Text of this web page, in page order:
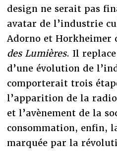
design ne serait pas
avatar de l’industrie
Adorno et Horkheimer
des Lumières. Il
d’une évolution de
comporterait trois
l’apparition de la
et l’avènement de la
consommation, enfin,
marquée par la